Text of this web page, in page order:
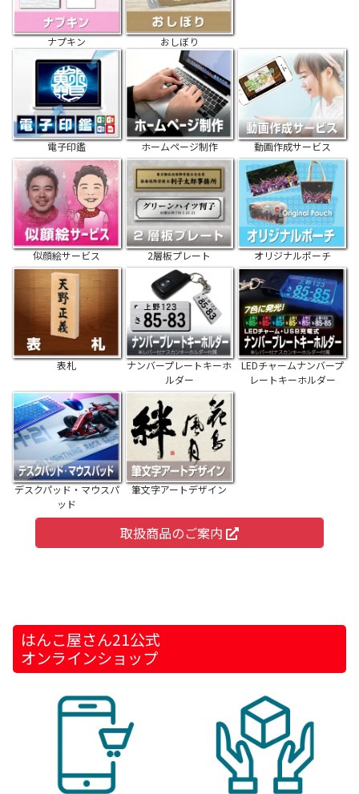
ナプキン おしぼり
電子印鑑 ホームページ制作 動画作成サービス
似顔絵サービス 2層板プレート オリジナルポーチ
表札
ナンバープレートキーホ
ルダー
LEDチャームナンバープ
レートキーホルダー
デスクパッド・マウスパ
ッド
筆文字アートデザイン
取扱商品のご案内
はんこ屋さん21公式
オンラインショップ